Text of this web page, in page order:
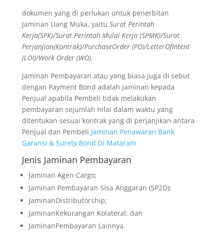
dokumen yang di perlukan untuk penerbitan
Jaminan Uang Muka, yaitu Surat Perintah
Kerja(SPK)/Surat Perintah Mulai Kerja (SPMK)/Surat
Perjanjian(Kontrak)/PurchaseOrder (PO)/LetterOfIntent
(LOI)/Work Order (WO).
Jaminan Pembayaran atau yang biasa juga di sebut
dengan Payment Bond adalah jaminan kepada
Penjual apabila Pembeli tidak melakukan
pembayaran sejumlah nilai dalam waktu yang
ditentukan sesuai kontrak yang di perjanjikan antara
Penjual dan Pembeli.Jaminan Penawaran Bank
Garansi & Surety Bond Di Mataram
Jenis Jaminan Pembayaran
Jaminan Agen Cargo;
Jaminan Pembayaran Sisa Anggaran (SP2D);
JaminanDistributorship;
JaminanKekurangan Kolateral; dan
JaminanPembayaran Lainnya.